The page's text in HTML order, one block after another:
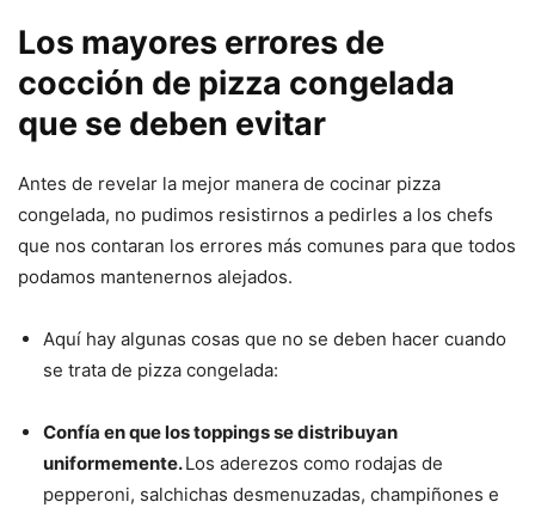
Los mayores errores de
cocción de pizza congelada
que se deben evitar
Antes de revelar la mejor manera de cocinar pizza
congelada, no pudimos resistirnos a pedirles a los chefs
que nos contaran los errores más comunes para que todos
podamos mantenernos alejados.
Aquí hay algunas cosas que no se deben hacer cuando
se trata de pizza congelada:
Confía en que los toppings se distribuyan
uniformemente.Los aderezos como rodajas de
pepperoni, salchichas desmenuzadas, champiñones e